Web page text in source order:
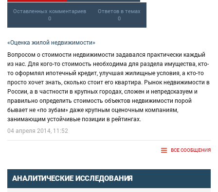
Оставленных комментариев
0
Ответов в темах
0
«Оценка жилой недвижимости»
Вопросом о стоимости недвижимости задавался практически каждый
из нас. Для кого-то стоимость необходима для раздела имущества, кто-
то оформлял ипотечный кредит, улучшая жилищные условия, а кто-то
просто хочет знать, сколько стоит его квартира. Рынок недвижимости в
России, а в частности в крупных городах, сложен и непредсказуем и
правильно определить стоимость объектов недвижимости порой
бывает не «по зубам» даже крупным оценочным компаниям,
занимающим устойчивые позиции в рейтингах.
04 апреля 2014, 11:52
ВСЕ СООБЩЕНИЯ
АНАЛИТИЧЕСКИЕ ИССЛЕДОВАНИЯ